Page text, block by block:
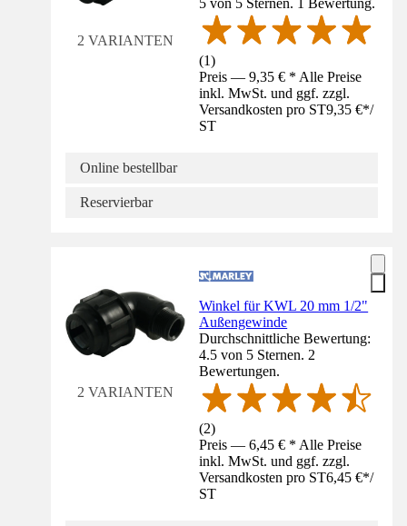
2 VARIANTEN
5 von 5 Sternen. 1 Bewertung.
(1)
Preis — 9,35 € * Alle Preise
inkl. MwSt. und ggf. zzgl.
Versandkosten pro ST9,35 €*/
ST
Online bestellbar
Reservierbar
2 VARIANTEN
Winkel für KWL 20 mm 1/2"
Außengewinde
Durchschnittliche Bewertung:
4.5 von 5 Sternen. 2
Bewertungen.
(2)
Preis — 6,45 € * Alle Preise
inkl. MwSt. und ggf. zzgl.
Versandkosten pro ST6,45 €*/
ST